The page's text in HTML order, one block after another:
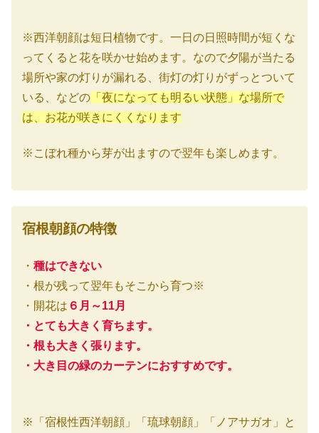
※西洋朝顔は短日植物です。一日の日照時間が短くな
ってくると花を咲かせ始めます。なので夕陽が当たる
場所や家の灯りが漏れる、街灯の灯りがずっとついて
いる、などの 「夜になっても明るい状態」な場所で
は、お花が咲きにくくなります
※こぼれ種から芽が出ますので翌年も楽しめます。
宿根朝顔の特徴
・ 種はできない
・根が残って翌年もそこから育つ※
・開花は ６月～11月
・とても大きく育ちます。
・根も大きく張ります。
・大き目の緑のカーテンにおすすめです。
※「宿根性西洋朝顔」「琉球朝顔」「ノアサガオ」と